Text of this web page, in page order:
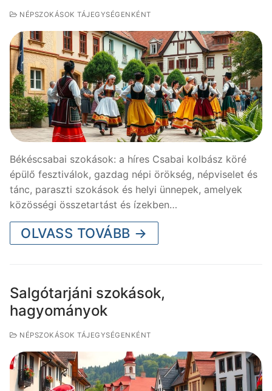
NÉPSZOKÁSOK TÁJEGYSÉGENKÉNT
Békéscsabai szokások: a híres Csabai kolbász köré
épülő fesztiválok, gazdag népi örökség, népviselet és
tánc, paraszti szokások és helyi ünnepek, amelyek
közösségi összetartást és ízekben…
OLVASS TOVÁBB →
Salgótarjáni szokások,
hagyományok
NÉPSZOKÁSOK TÁJEGYSÉGENKÉNT